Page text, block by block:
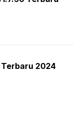
Terbaru 2024